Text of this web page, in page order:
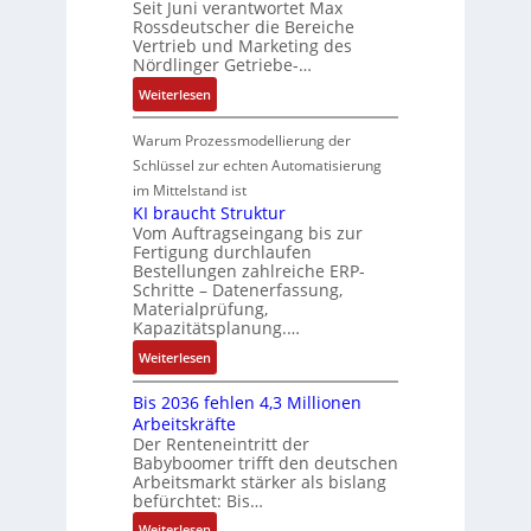
i
c
k
g
s
i
t
i
v
e
M
o
m
e
n
t
a
u
f
n
a
h
m
e
,
g
e
R
o
b
o
t
k
t
i
o
n
i
n
F
a
n
u
c
C
N
C
-
y
s
e
m
e
c
h
n
k
s
c
h
ä
f
t
s
f
ü
h
r
e
r
z
u
s
a
u
l
t
S
y
s
t
è
m
e
s
:
Q
2
-
E
r
g
e
b
n
Seit Juni verantwortet Max
Rossdeutscher die Bereiche
Vertrieb und Marketing des
Nördlinger Getriebe-…
Weiterlesen:
N
e
u
r
V
e
r
t
r
i
e
b
s
-
u
n
d
M
Warum Prozessmodellierung der
Schlüssel zur echten Automatisierung
im Mittelstand ist
KI braucht Struktur
Vom Auftragseingang bis zur
Fertigung durchlaufen
Bestellungen zahlreiche ERP-
Schritte – Datenerfassung,
Materialprüfung,
Kapazitätsplanung.…
Weiterlesen:
K
I
b
r
a
u
c
Bis 2036 fehlen 4,3 Millionen
Arbeitskräfte
Der Renteneintritt der
Babyboomer trifft den deutschen
Arbeitsmarkt stärker als bislang
befürchtet: Bis…